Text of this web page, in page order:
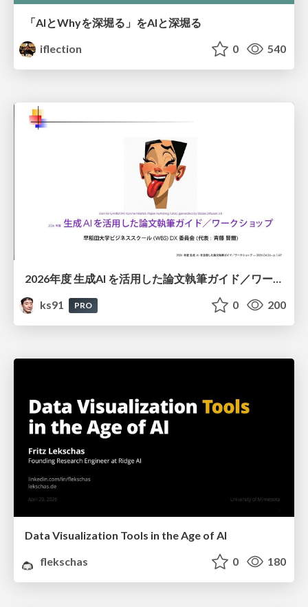
「AIとWhyを深堀る」をAIと深堀る
iflection
0 540
2026年度 生成AI を活用した論文執筆ガイド／ワークショップ / 2026 Academic Year Guide to Writing Papers Using Generative AI - Workshop
ks91
PRO 0 200
Data Visualization Tools in the Age of AI
flekschas
0 180